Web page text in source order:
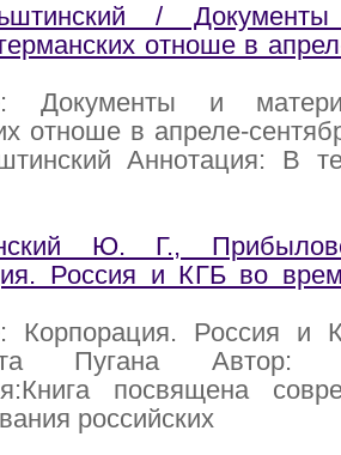
/
отноше в
Документы и
отноше в апреле-
Аннотация: В
Ю. Г.,
Россия и КГБ во
Корпорация. Россия и
Пугана
посвящена
российских